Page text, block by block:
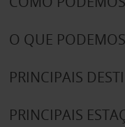
O QUE
PRINCIPAIS
PRINCIPAIS